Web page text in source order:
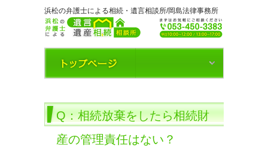
浜松の弁護士による相続・遺言相談所/岡島法律事務所
Q：相続放棄をしたら相続財
産の管理責任はない？